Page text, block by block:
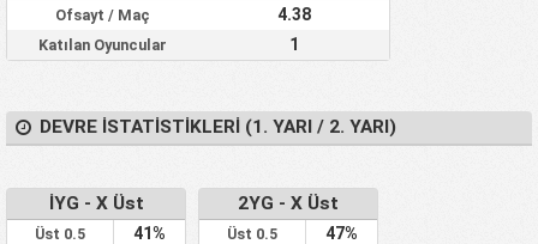
Ofsayt / Maç 4.38
Katılan Oyuncular 1
DEVRE İSTATISTIKLERI (1. YARI / 2. YARI)
İYG - X Üst
Üst 0.5 41%
2YG - X Üst
Üst 0.5 47%